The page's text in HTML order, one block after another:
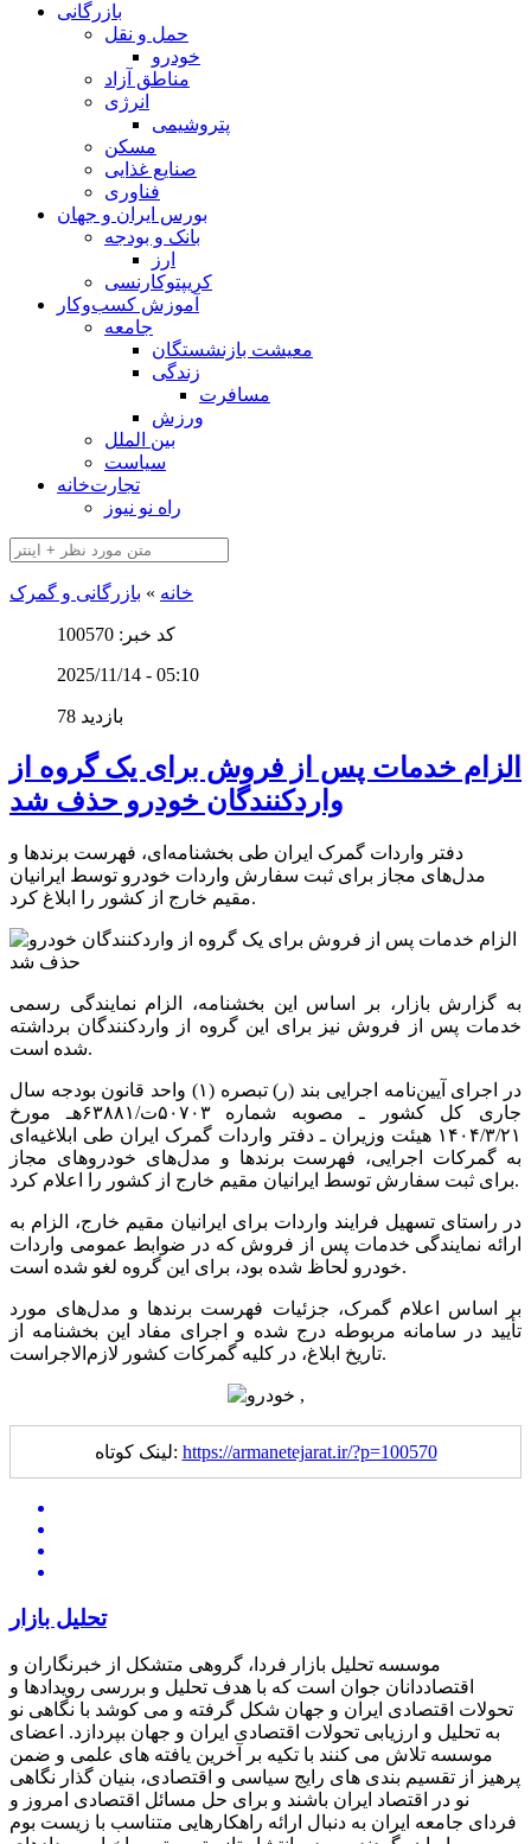
بازرگانی
حمل و نقل
خودرو
مناطق آزاد
انرژی
پتروشیمی
مسکن
صنایع غذایی
فناوری
بورس ایران و جهان
بانک و بودجه
ارز
کریپتوکارنسی
آموزش کسب‌وکار
جامعه
معیشت بازنشستگان
زندگی
مسافرت
ورزش
بین الملل
سیاست
تجارت‌خانه
راه نو نیوز
خانه » بازرگانی و گمرک
کد خبر: 100570
2025/11/14 - 05:10
78 بازدید
الزام خدمات پس از فروش برای یک گروه از
واردکنندگان خودرو حذف شد
دفتر واردات گمرک ایران طی بخشنامه‌ای، فهرست برندها و
مدل‌های مجاز برای ثبت سفارش واردات خودرو توسط ایرانیان
مقیم خارج از کشور را ابلاغ کرد.
به گزارش بازار، بر اساس این بخشنامه، الزام نمایندگی رسمی
خدمات پس از فروش نیز برای این گروه از واردکنندگان برداشته
شده است.
در اجرای آیین‌نامه اجرایی بند (ر) تبصره (۱) واحد قانون بودجه سال
جاری کل کشور ـ مصوبه شماره ۵۰۷۰۳ت/۶۳۸۸۱هـ مورخ
۱۴۰۴/۳/۲۱ هیئت وزیران ـ دفتر واردات گمرک ایران طی ابلاغیه‌ای
به گمرکات اجرایی، فهرست برندها و مدل‌های خودروهای مجاز
برای ثبت سفارش توسط ایرانیان مقیم خارج از کشور را اعلام کرد.
در راستای تسهیل فرایند واردات برای ایرانیان مقیم خارج، الزام به
ارائه نمایندگی خدمات پس از فروش که در ضوابط عمومی واردات
خودرو لحاظ شده بود، برای این گروه لغو شده است.
بر اساس اعلام گمرک، جزئیات فهرست برندها و مدل‌های مورد
تأیید در سامانه مربوطه درج شده و اجرای مفاد این بخشنامه از
تاریخ ابلاغ، در کلیه گمرکات کشور لازم‌الاجراست.
لینک کوتاه: https://armanetejarat.ir/?p=100570
تحلیل بازار
موسسه تحلیل بازار فردا، گروهی متشکل از خبرنگاران و
اقتصاددانان جوان است که با هدف تحلیل و بررسی رویدادها و
تحولات اقتصادی ایران و جهان شکل گرفته و می کوشد با نگاهی نو
به تحلیل و ارزیابی تحولات اقتصادی ایران و جهان بپردازد. اعضای
موسسه تلاش می کنند با تکیه بر آخرین یافته های علمی و ضمن
پرهیز از تقسیم بندی های رایج سیاسی و اقتصادی، بنیان گذار نگاهی
نو در اقتصاد ایران باشند و برای حل مسائل اقتصادی امروز و
فردای جامعه ایران به دنبال ارائه راهکارهایی متناسب با زیست بوم